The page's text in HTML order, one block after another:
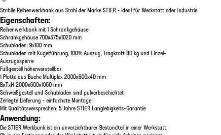
Stabile Reihenwerkbank aus Stahl der Marke STIER - ideal für Werkstatt oder Industrie
Eigenschaften:
Reihenwerkbank mit 1 Schrankgehäuse
Schrankgehäuse 700x575x1020 mm
Schubladen: 9x100 mm
Schubladen mit Kugelführung, 100% Auszug, Tragkraft 80 kg und Einzel-
Auszugssperre
Fußgestell höhenverstellbar
1 Platte aus Buche Multiplex 2000x600x40 mm
BxTxH 2000x600x1060 mm
Schweißgestell und Schubladen sind pulverbeschichtet
Zerlegte Lieferung - einfachste Montage
Mit Qualitätsversprechen: 5 Jahre STIER Langlebigkeits-Garantie
Anwendung:
Die STIER Werkbank ist ein unverzichtbarer Bestandteil in einer Werkstatt